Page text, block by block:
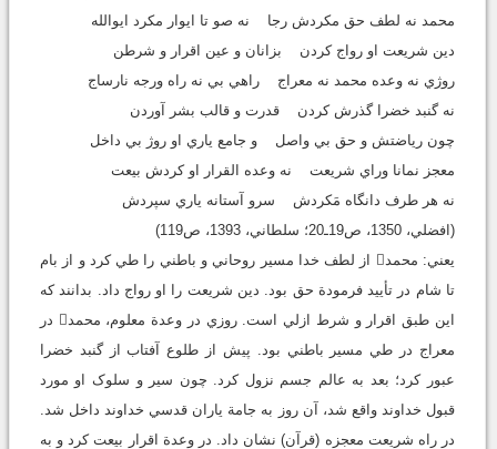
محمد نه لطف حق مکردش رجا نه صو تا ايوار مکرد ايوالله
دين شريعت او رواج کردن بزانان و عين اقرار و شرطن
روژي نه وعده محمد نه معراج راهي بي نه راه ورجه نارساج
نه گنبد خضرا گذرش کردن قدرت و قالب بشر آوردن
چون رياضتش و حق بي واصل و جامع ياري او روژ بي داخل
معجز نمانا وراي شريعت نه وعده القرار او کردش بيعت
نه هر طرف دانگاه مَکردش سرو آستانه ياري سپردش
(افضلي، 1350، ص19ـ20؛ سلطاني، 1393، ص119)
يعني: محمد از لطف خدا مسير روحاني و باطني را طي کرد و از بام
تا شام در تأييد فرمودة حق بود. دين شريعت را او رواج داد. بدانند که
اين طبق اقرار و شرط ازلي است. روزي در وعدة معلوم، محمد در
معراج در طي مسير باطني بود. پيش از طلوع آفتاب از گنبد خضرا
عبور کرد؛ بعد به عالم جسم نزول کرد. چون سير و سلوک او مورد
قبول خداوند واقع شد، آن روز به جامة ياران قدسي خداوند داخل شد.
در راه شريعت معجزه (قرآن) نشان داد. در وعدة اقرار بيعت کرد و به